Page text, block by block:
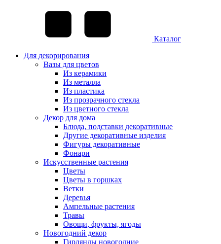
Каталог
Для декорирования
Вазы для цветов
Из керамики
Из металла
Из пластика
Из прозрачного стекла
Из цветного стекла
Декор для дома
Блюда, подставки декоративные
Другие декоративные изделия
Фигуры декоративные
Фонари
Искусственные растения
Цветы
Цветы в горшках
Ветки
Деревья
Ампельные растения
Травы
Овощи, фрукты, ягоды
Новогодний декор
Гирлянды новогодние